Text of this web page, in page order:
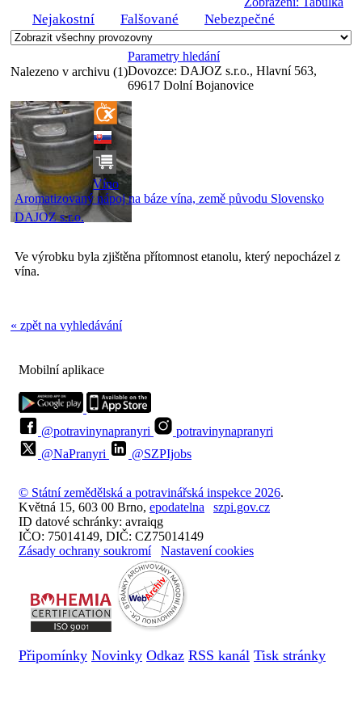
Nejakostní Falšované Nebezpečné
Nalezeno v archivu (1)
Parametry hledání
Dovozce: DAJOZ s.r.o., Hlavní 563,
69617 Dolní Bojanovice
Víno
Aromatizovaný nápoj na báze vína, země původu Slovensko
DAJOZ s.r.o.
Ve výrobku byla zjištěna přítomnost etanolu, který nepocházel z
vína.
« zpět na vyhledávání
Mobilní aplikace
@potravinynapranyri
potravinynapranyri
@NaPranyri
@SZPIjobs
© Státní zemědělská a potravinářská inspekce 2026.
Květná 15, 603 00 Brno, epodatelna
szpi.gov.cz
ID datové schránky: avraiqg
IČO: 75014149, DIČ: CZ75014149
Zásady ochrany soukromí
Nastavení cookies
Připomínky Novinky Odkaz RSS kanál Tisk stránky